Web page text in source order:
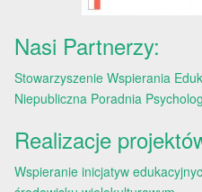
Nasi Partnerzy:
Stowarzyszenie Wspierania
Niepubliczna Poradnia
Realizacje
Wspieranie inicjatyw